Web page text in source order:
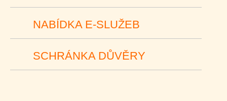
NABÍDKA E-SLUŽEB
SCHRÁNKA DŮVĚRY